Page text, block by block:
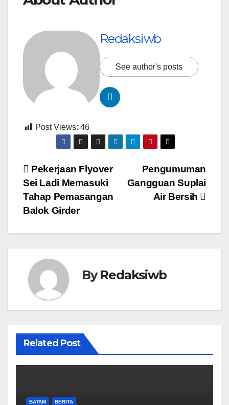
Redaksiwb
See author's posts
Post Views: 46
Navigasi
pos
Pengumuman
Gangguan Suplai
Air Bersih
Pekerjaan Flyover
Sei Ladi Memasuki
Tahap Pemasangan
Balok Girder
ByRedaksiwb
Related Post
BATAM BERITA